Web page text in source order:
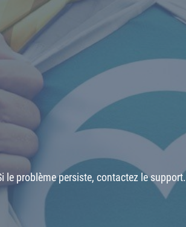
le problème persiste, contactez le support.